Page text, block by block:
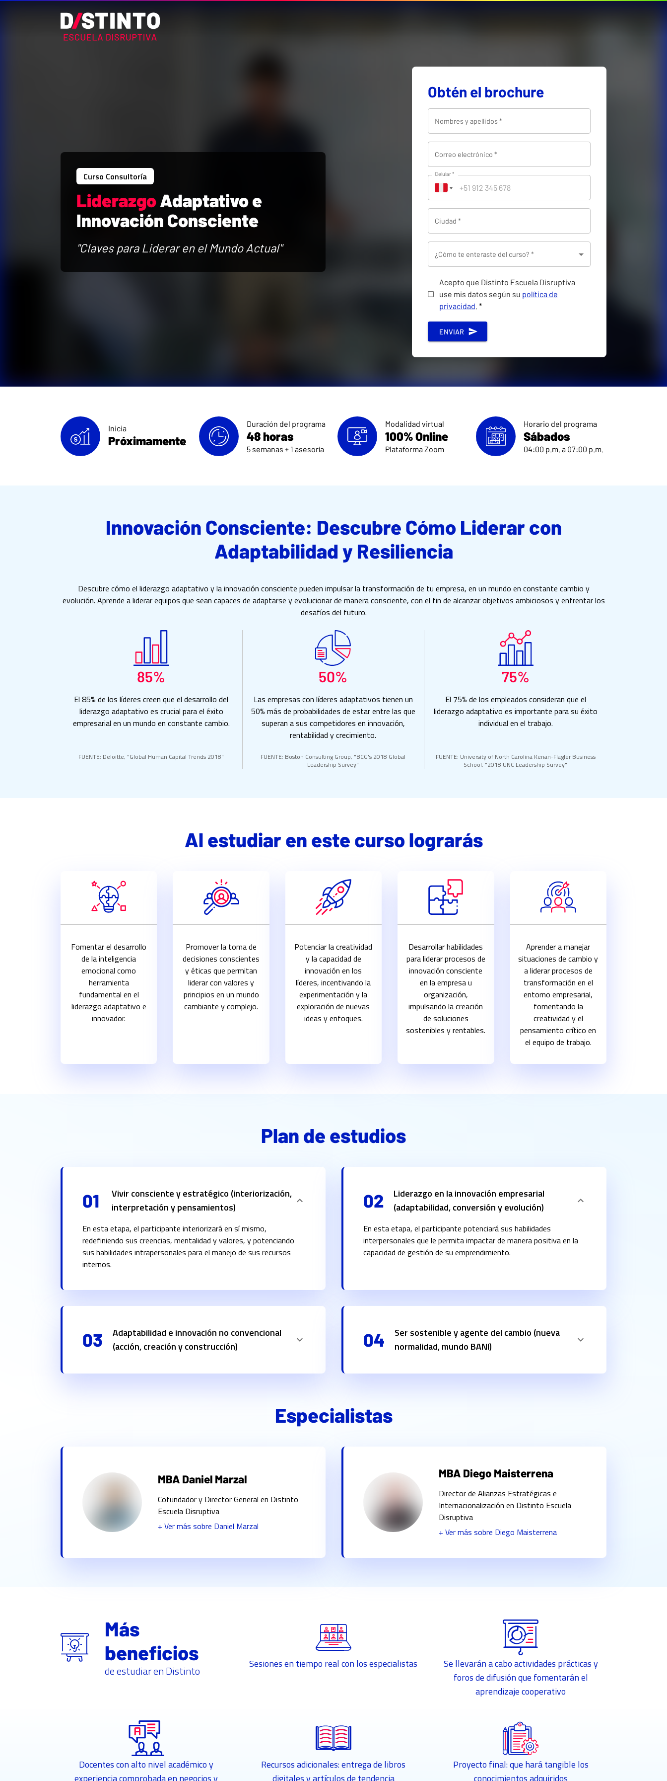
Curso Consultoría
LiderazgoAdaptativo e
Innovación Consciente
"Claves para Liderar en el Mundo Actual"
Obtén el brochure
Nombres y apellidos *
Correo electrónico *
Celular *
Ciudad *
¿Cómo te enteraste del curso? *
Acepto que Distinto Escuela Disruptiva
use mis datos según su política de
privacidad. *
ENVIAR
Inicia
Próximamente
Duración del programa
48 horas
5 semanas + 1 asesoría
Modalidad virtual
100% Online
Plataforma Zoom
Horario del programa
Sábados
04:00 p.m. a 07:00 p.m.
Innovación Consciente: Descubre Cómo Liderar con
Adaptabilidad y Resiliencia
Descubre cómo el liderazgo adaptativo y la innovación consciente pueden impulsar la transformación de tu empresa, en un mundo en constante cambio y
evolución. Aprende a liderar equipos que sean capaces de adaptarse y evolucionar de manera consciente, con el fin de alcanzar objetivos ambiciosos y enfrentar los
desafíos del futuro.
85% 50% 75%
El 85% de los líderes creen que el desarrollo del
liderazgo adaptativo es crucial para el éxito
empresarial en un mundo en constante cambio.
Las empresas con líderes adaptativos tienen un
50% más de probabilidades de estar entre las que
superan a sus competidores en innovación,
rentabilidad y crecimiento.
El 75% de los empleados consideran que el
liderazgo adaptativo es importante para su éxito
individual en el trabajo.
FUENTE: Deloitte, "Global Human Capital Trends 2018"
FUENTE: Boston Consulting Group, "BCG's 2018 Global
Leadership Survey"
FUENTE: University of North Carolina Kenan-Flagler Business
School, "2018 UNC Leadership Survey"
Al estudiar en este curso lograrás
Fomentar el desarrollo
de la inteligencia
emocional como
herramienta
fundamental en el
liderazgo adaptativo e
innovador.
Promover la toma de
decisiones conscientes
y éticas que permitan
liderar con valores y
principios en un mundo
cambiante y complejo.
Potenciar la creatividad
y la capacidad de
innovación en los
líderes, incentivando la
experimentación y la
exploración de nuevas
ideas y enfoques.
Desarrollar habilidades
para liderar procesos de
innovación consciente
en la empresa u
organización,
impulsando la creación
de soluciones
sostenibles y rentables.
Aprender a manejar
situaciones de cambio y
a liderar procesos de
transformación en el
entorno empresarial,
fomentando la
creatividad y el
pensamiento crítico en
el equipo de trabajo.
Plan de estudios
01
Vivir consciente y estratégico (interiorización,
interpretación y pensamientos)
En esta etapa, el participante interiorizará en sí mismo,
redefiniendo sus creencias, mentalidad y valores, y potenciando
sus habilidades intrapersonales para el manejo de sus recursos
internos.
02
Liderazgo en la innovación empresarial
(adaptabilidad, conversión y evolución)
En esta etapa, el participante potenciará sus habilidades
interpersonales que le permita impactar de manera positiva en la
capacidad de gestión de su emprendimiento.
03
Adaptabilidad e innovación no convencional
(acción, creación y construcción)
04
Ser sostenible y agente del cambio (nueva
normalidad, mundo BANI)
Especialistas
MBA Daniel Marzal
Cofundador y Director General en Distinto
Escuela Disruptiva
+ Ver más sobre Daniel Marzal
MBA Diego Maisterrena
Director de Alianzas Estratégicas e
Internacionalización en Distinto Escuela
Disruptiva
+ Ver más sobre Diego Maisterrena
Más
beneficios
de estudiar en Distinto Sesiones en tiempo real con los especialistas
Se llevarán a cabo actividades prácticas y
foros de difusión que fomentarán el
aprendizaje cooperativo
Docentes con alto nivel académico y
Recursos adicionales: entrega de libros
Proyecto final: que hará tangible los